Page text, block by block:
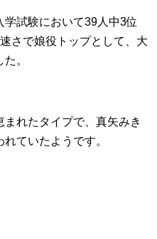
試験において39人中3位
さで娘役トップとして、大
。
れたタイプで、真矢みき
ていたようです。